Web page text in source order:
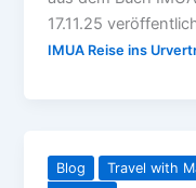
17.11.25
IMUA Reise ins
Blog
Travel with